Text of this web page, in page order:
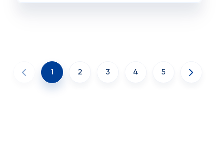
1 2 3 4 5